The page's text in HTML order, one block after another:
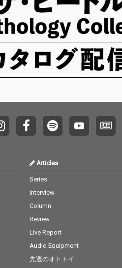
Articles
Series
Interview
Column
Review
Live Report
Audio Equipment
先週のオトトイ